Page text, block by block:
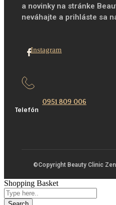
a novinky na stránke
neváhajte a prihláste sa
Instagram
Telefón
0951 809 006
©Copyright Beauty Clinic
Shopping Basket